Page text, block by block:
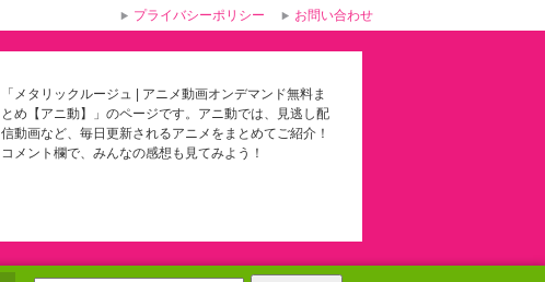
「メタリックルージュ | アニメ動画オンデマンド無料ま
とめ【アニ動】」のページです。アニ動では、見逃し配
信動画など、毎日更新されるアニメをまとめてご紹介！
コメント欄で、みんなの感想も見てみよう！
プライバシーポリシー お問い合わせ